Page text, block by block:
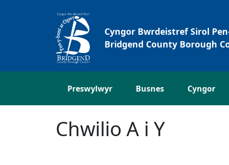
Cyngor Bwrdeistref Sirol
Bridgend County Borough
Preswylwyr Busnes Cyngor
Chwilio A i Y